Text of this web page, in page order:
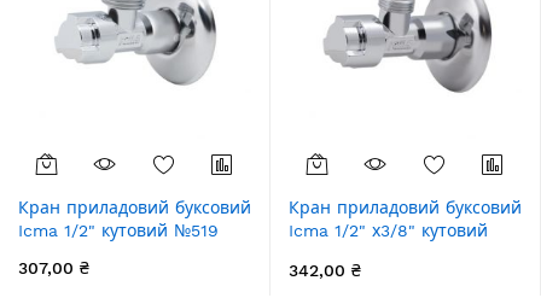
Кран приладовий буксовий
Icma 1/2" кутовий №519
307,00 ₴
Кран приладовий буксовий
Icma 1/2" х3/8" кутовий
342,00 ₴